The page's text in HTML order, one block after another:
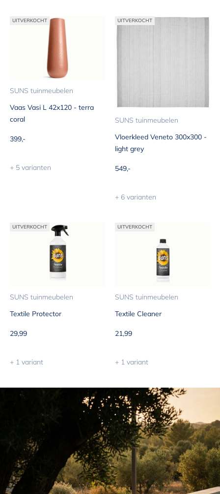
UITVERKOCHT
SUNS tuinmeubelen
Vaas Vasi L 42x120 - terra
coral
Aanbiedingsprijs
399,-
+ 5 varianten
UITVERKOCHT
SUNS tuinmeubelen
Vloerkleed Veneto 300x300 -
light grey
Aanbiedingsprijs
549,-
+ 6 varianten
UITVERKOCHT
SUNS tuinmeubelen
Textile Protector
Aanbiedingsprijs
29,99
+ 1 variant
UITVERKOCHT
SUNS tuinmeubelen
Textile Cleaner
Aanbiedingsprijs
21,99
+ 1 variant